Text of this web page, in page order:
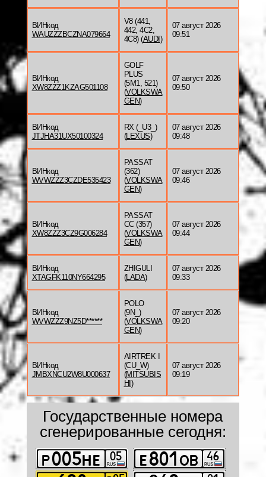
ВИНкод
WAUZZZBCZNA079664
V8 (441,
442, 4C2,
4C8) (AUDI )
07 август 2026
09:51
ВИНкод
XW8ZZZ1KZAG501108
GOLF
PLUS
(5M1, 521)
(VOLKSWA
GEN)
07 август 2026
09:50
ВИНкод
JTJHA31UX50100324
RX (_U3_)
(LEXUS)
07 август 2026
09:48
ВИНкод
WVWZZZ3CZDE535423
PASSAT
(362)
(VOLKSWA
GEN)
07 август 2026
09:46
ВИНкод
XW8ZZZ3CZ9G006284
PASSAT
CC (357)
(VOLKSWA
GEN)
07 август 2026
09:44
ВИНкод
XTAGFK110NY664295
ZHIGULI
(LADA)
07 август 2026
09:33
ВИНкод
WVWZZZ9NZ5D******
POLO
(9N_)
(VOLKSWA
GEN)
07 август 2026
09:20
ВИНкод
JMBXNCU2W8U000637
AIRTREK I
(CU_W)
(MITSUBIS
HI )
07 август 2026
09:19
Государственные номера
сгенерированные сегодня: